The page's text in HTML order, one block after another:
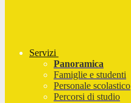
Servizi
Panoramica
Famiglie e studenti
Personale scolastico
Percorsi di studio